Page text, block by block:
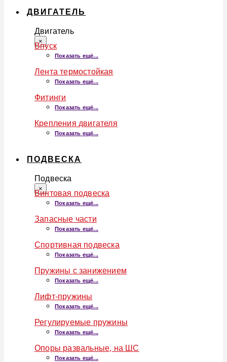
ДВИГАТЕЛЬ
Двигатель
×
Впуск
Показать ещё...
Лента термостойкая
Показать ещё...
Фитинги
Показать ещё...
Крепления двигателя
Показать ещё...
ПОДВЕСКА
Подвеска
×
Винтовая подвеска
Показать ещё...
Запасные части
Показать ещё...
Спортивная подвеска
Показать ещё...
Пружины с занижением
Показать ещё...
Лифт-пружины
Показать ещё...
Регулируемые пружины
Показать ещё...
Опоры развальные, на ШС
Показать ещё...